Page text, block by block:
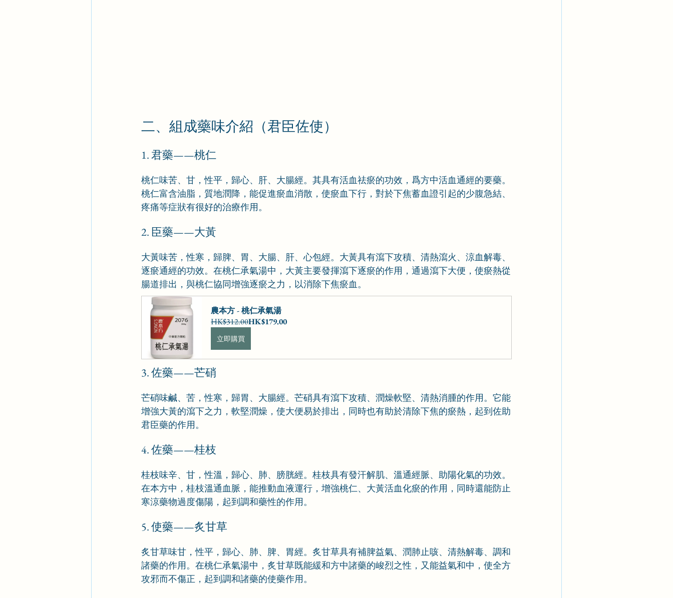
二、組成藥味介紹（君臣佐使）
1. 君藥——桃仁
桃仁味苦、甘，性平，歸心、肝、大腸經。其具有活血祛瘀的功效，爲方中活血通經的要藥。
桃仁富含油脂，質地潤降，能促進瘀血消散，使瘀血下行，對於下焦蓄血證引起的少腹急結、
疼痛等症狀有很好的治療作用。
2. 臣藥——大黃
大黃味苦，性寒，歸脾、胃、大腸、肝、心包經。大黃具有瀉下攻積、清熱瀉火、涼血解毒、
逐瘀通經的功效。在桃仁承氣湯中，大黃主要發揮瀉下逐瘀的作用，通過瀉下大便，使瘀熱從
腸道排出，與桃仁協同增強逐瘀之力，以消除下焦瘀血。
農本方 - 桃仁承氣湯
HK$312.00HK$179.00
立即購買
3. 佐藥——芒硝
芒硝味鹹、苦，性寒，歸胃、大腸經。芒硝具有瀉下攻積、潤燥軟堅、清熱消腫的作用。它能
增強大黃的瀉下之力，軟堅潤燥，使大便易於排出，同時也有助於清除下焦的瘀熱，起到佐助
君臣藥的作用。
4. 佐藥——桂枝
桂枝味辛、甘，性溫，歸心、肺、膀胱經。桂枝具有發汗解肌、溫通經脈、助陽化氣的功效。
在本方中，桂枝溫通血脈，能推動血液運行，增強桃仁、大黃活血化瘀的作用，同時還能防止
寒涼藥物過度傷陽，起到調和藥性的作用。
5. 使藥——炙甘草
炙甘草味甘，性平，歸心、肺、脾、胃經。炙甘草具有補脾益氣、潤肺止咳、清熱解毒、調和
諸藥的作用。在桃仁承氣湯中，炙甘草既能緩和方中諸藥的峻烈之性，又能益氣和中，使全方
攻邪而不傷正，起到調和諸藥的使藥作用。